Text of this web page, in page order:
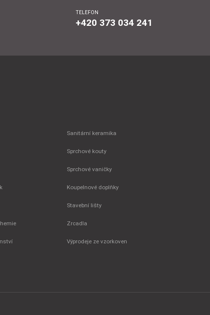
TELEFON
+420 373 034 241
Sanitární keramika
Sprchové kouty
Sprchové vaničky
Koupelnové doplňky
Stavební lišty
Zrcadla
Výprodeje ze vzorkoven